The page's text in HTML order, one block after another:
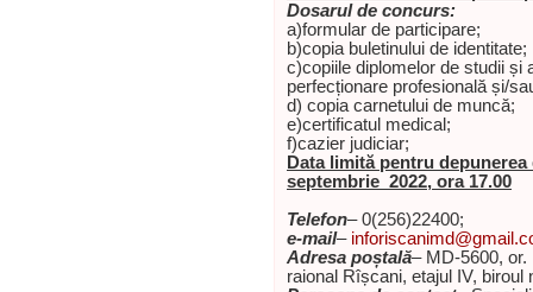
Dosarul de concurs:
a)formular de participare;
b)copia buletinului de identitate;
c)copiile diplomelor de studii și
perfecționare profesională și/
d) copia carnetului de muncă;
e)certificatul medical;
f)cazier judiciar;
Data limită pentru
septembrie 2022, ora 17.00
Telefon– 0(256)22400;
e-mail–
Adresa poștală– MD-5600, or.
raional Rîșcani, etajul IV, biroul